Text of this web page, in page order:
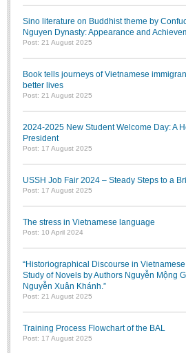
Sino literature on Buddhist theme by
Nguyen Dynasty: Appearance and
Post: 21 August 2025
Book tells journeys of Vietnamese
better lives
Post: 21 August 2025
2024-2025 New Student Welcome Day: A
President
Post: 17 August 2025
USSH Job Fair 2024 – Steady Steps to a
Post: 17 August 2025
The stress in Vietnamese language
Post: 10 April 2024
“Historiographical Discourse in
Study of Novels by Authors Nguyễn Mộng
Nguyễn Xuân Khánh.”
Post: 21 August 2025
Training Process Flowchart of the BAL
Post: 17 August 2025